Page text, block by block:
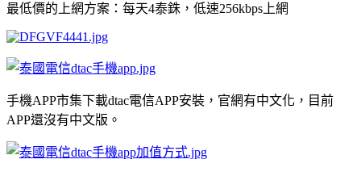
最低價的上網方案：每天4泰銖，低速256kbps上網
手機APP市集下載dtac電信APP安裝，官網有中文化，目前
APP還沒有中文版。